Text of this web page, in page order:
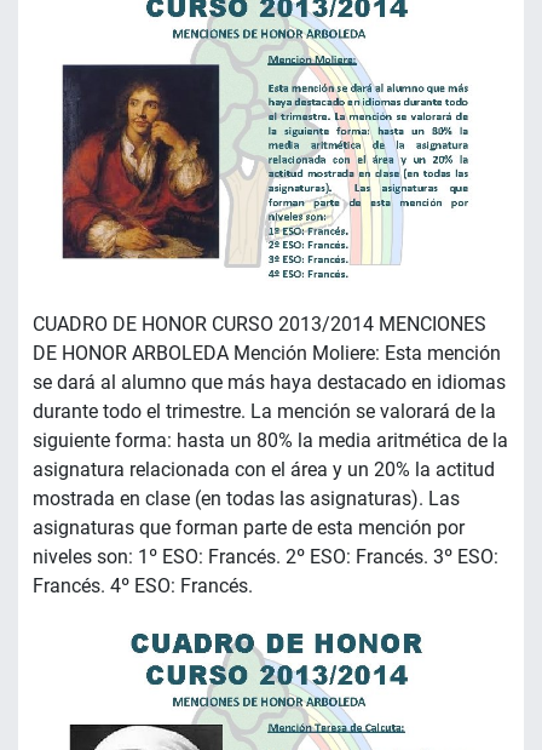
CUADRO DE HONOR CURSO 2013/2014 MENCIONES
DE HONOR ARBOLEDA Mención Moliere: Esta mención
se dará al alumno que más haya destacado en idiomas
durante todo el trimestre. La mención se valorará de la
siguiente forma: hasta un 80% la media aritmética de la
asignatura relacionada con el área y un 20% la actitud
mostrada en clase (en todas las asignaturas). Las
asignaturas que forman parte de esta mención por
niveles son: 1º ESO: Francés. 2º ESO: Francés. 3º ESO:
Francés. 4º ESO: Francés.